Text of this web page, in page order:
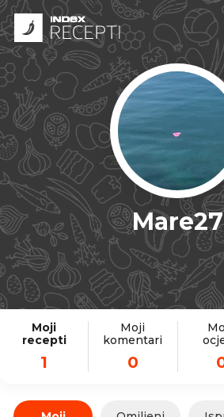
Mare27
Moji
recepti
1
Moji
komentari
0